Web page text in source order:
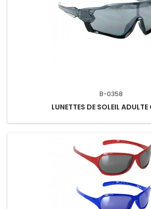
B-0358
LUNETTES DE SOLEIL